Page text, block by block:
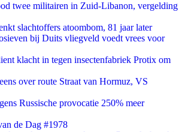
twee militairen in Zuid-Libanon, vergelding
slachtoffers atoombom, 81 jaar later
bij Duits vliegveld voedt vrees voor
klacht in tegen insectenfabriek Protix om
over route Straat van Hormuz, VS
Russische provocatie 250% meer
de Dag #1978